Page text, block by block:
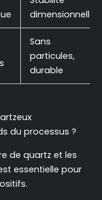
dimensionnelle
Sans
particules,
durable
du processus ?
de quartz et les
essentielle pour